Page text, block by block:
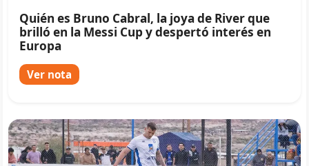
Quién es Bruno Cabral, la joya de River que
brilló en la Messi Cup y despertó interés en
Europa
Ver nota